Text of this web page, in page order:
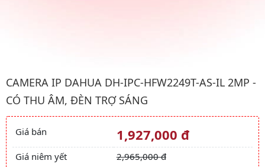
CAMERA IP DAHUA DH-IPC-HFW2249T-AS-IL 2MP -
CÓ THU ÂM, ĐÈN TRỢ SÁNG
Giá và khuyến mãi
Giá bán 1,927,000 đ
Giá niêm yết 2,965,000 đ